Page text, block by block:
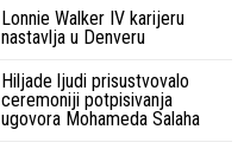
Lonnie Walker IV karijeru
nastavlja u Denveru
Hiljade ljudi prisustvovalo
ceremoniji potpisivanja
ugovora Mohameda Salaha